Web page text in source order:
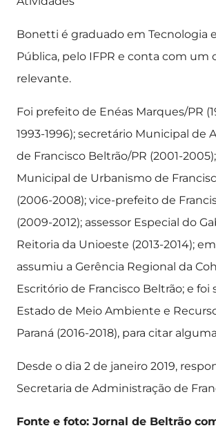
Bonetti é graduado em Tecnologia
Pública, pelo IFPR e conta com um
relevante.
Foi prefeito de Enéas Marques/PR
1993-1996); secretário Municipal de
de Francisco Beltrão/PR (2001-
Municipal de Urbanismo de
(2006-2008); vice-prefeito de
(2009-2012); assessor Especial do
Reitoria da Unioeste (2013-2014); em
assumiu a Gerência Regional da
Escritório de Francisco Beltrão; e foi
Estado de Meio Ambiente e
Paraná (2016-2018), para citar
Desde o dia 2 de janeiro 2019,
Secretaria de Administração de
Fonte e foto: Jornal de Beltrão